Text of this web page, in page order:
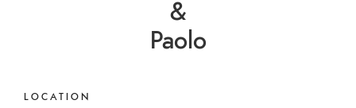
&
Paolo
LOCATION